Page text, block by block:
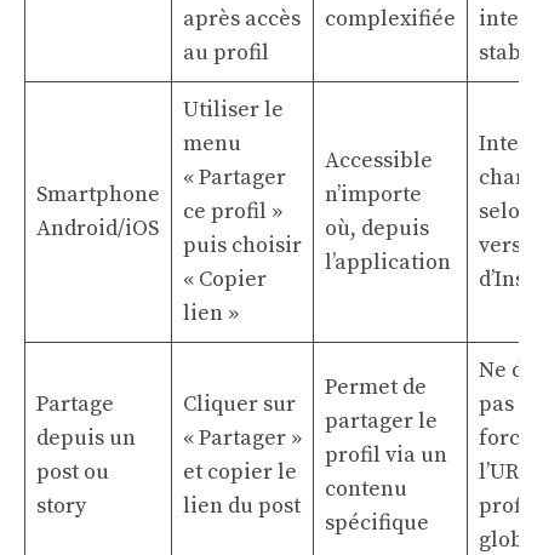
après accès
au profil
complexifiée
stable
Smartphone
Android/iOS
Utiliser le
menu
« Partager
ce profil »
puis choisir
« Copier
lien »
Accessible
n’importe
où, depuis
l’application
selon
Partage
depuis un
post ou
story
Cliquer sur
« Partager »
et copier le
lien du post
Permet de
partager le
profil via un
contenu
spécifique
Ne
pas
l’URL
profil
global